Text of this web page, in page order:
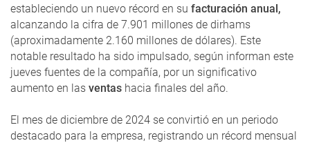
estableciendo un nuevo récord en su facturación anual,
alcanzando la cifra de 7.901 millones de dirhams
(aproximadamente 2.160 millones de dólares). Este
notable resultado ha sido impulsado, según informan este
jueves fuentes de la compañía, por un significativo
aumento en las ventas hacia finales del año.
El mes de diciembre de 2024 se convirtió en un periodo
destacado para la empresa, registrando un récord mensual